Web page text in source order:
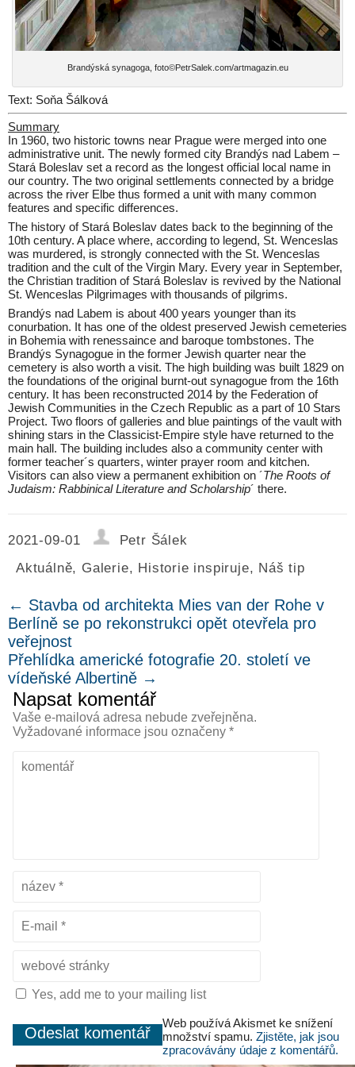
Brandýská synagoga, foto©PetrSalek.com/artmagazin.eu
Text: Soňa Šálková
Summary
In 1960, two historic towns near Prague were merged into one
administrative unit. The newly formed city Brandýs nad Labem –
Stará Boleslav set a record as the longest official local name in
our country. The two original settlements connected by a bridge
across the river Elbe thus formed a unit with many common
features and specific differences.
The history of Stará Boleslav dates back to the beginning of the
10th century. A place where, according to legend, St. Wenceslas
was murdered, is strongly connected with the St. Wenceslas
tradition and the cult of the Virgin Mary. Every year in September,
the Christian tradition of Stará Boleslav is revived by the National
St. Wenceslas Pilgrimages with thousands of pilgrims.
Brandýs nad Labem is about 400 years younger than its
conurbation. It has one of the oldest preserved Jewish cemeteries
in Bohemia with renessaince and baroque tombstones. The
Brandýs Synagogue in the former Jewish quarter near the
cemetery is also worth a visit. The high building was built 1829 on
the foundations of the original burnt-out synagogue from the 16th
century. It has been reconstructed 2014 by the Federation of
Jewish Communities in the Czech Republic as a part of 10 Stars
Project. Two floors of galleries and blue paintings of the vault with
shining stars in the Classicist-Empire style have returned to the
main hall. The building includes also a community center with
former teacher´s quarters, winter prayer room and kitchen.
Visitors can also view a permanent exhibition on ´The Roots of
Judaism: Rabbinical Literature and Scholarship´ there.
2021-09-01
Petr Šálek
Aktuálně, Galerie, Historie inspiruje, Náš tip
← Stavba od architekta Mies van der Rohe v
Berlíně se po rekonstrukci opět otevřela pro
veřejnost
Přehlídka americké fotografie 20. století ve
vídeňské Albertině →
Napsat komentář
Vaše e-mailová adresa nebude zveřejněna.
Vyžadované informace jsou označeny *
Yes, add me to your mailing list
Web používá Akismet ke snížení
množství spamu. Zjistěte, jak jsou
zpracovávány údaje z komentářů.